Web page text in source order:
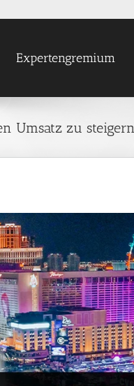
Expertengremium
Umsatz zu steigern